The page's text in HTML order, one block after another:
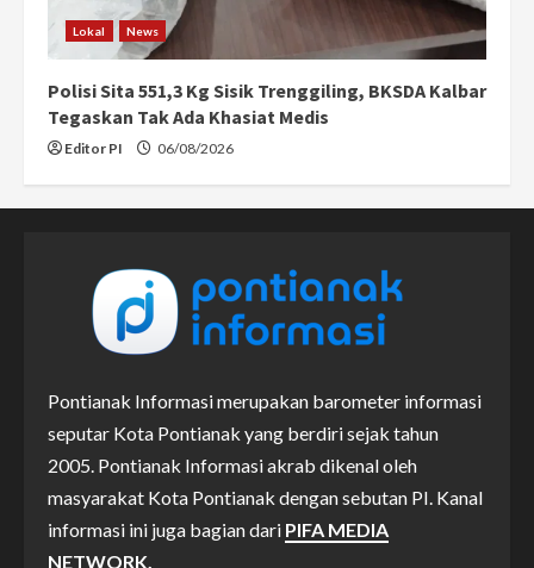
Lokal News
Polisi Sita 551,3 Kg Sisik Trenggiling, BKSDA Kalbar
Tegaskan Tak Ada Khasiat Medis
Editor PI 06/08/2026
Pontianak Informasi merupakan barometer informasi
seputar Kota Pontianak yang berdiri sejak tahun
2005. Pontianak Informasi akrab dikenal oleh
masyarakat Kota Pontianak dengan sebutan PI. Kanal
informasi ini juga bagian dari PIFA MEDIA
NETWORK.